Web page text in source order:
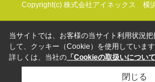
Copyright(c) 株式会社アイネックス 横
当サイトでは、お客様の当サイト利用状況
して、クッキー（Cookie）を使用しています
詳しくは、当社の 「Cookieの取扱いについて
閉じる